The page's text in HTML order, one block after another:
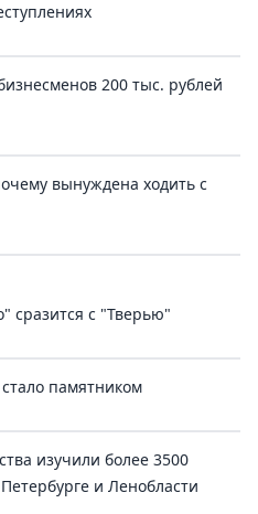
200 тыс. рублей
вынуждена ходить с
сразится с "Тверью"
памятником
изучили более 3500
и Ленобласти